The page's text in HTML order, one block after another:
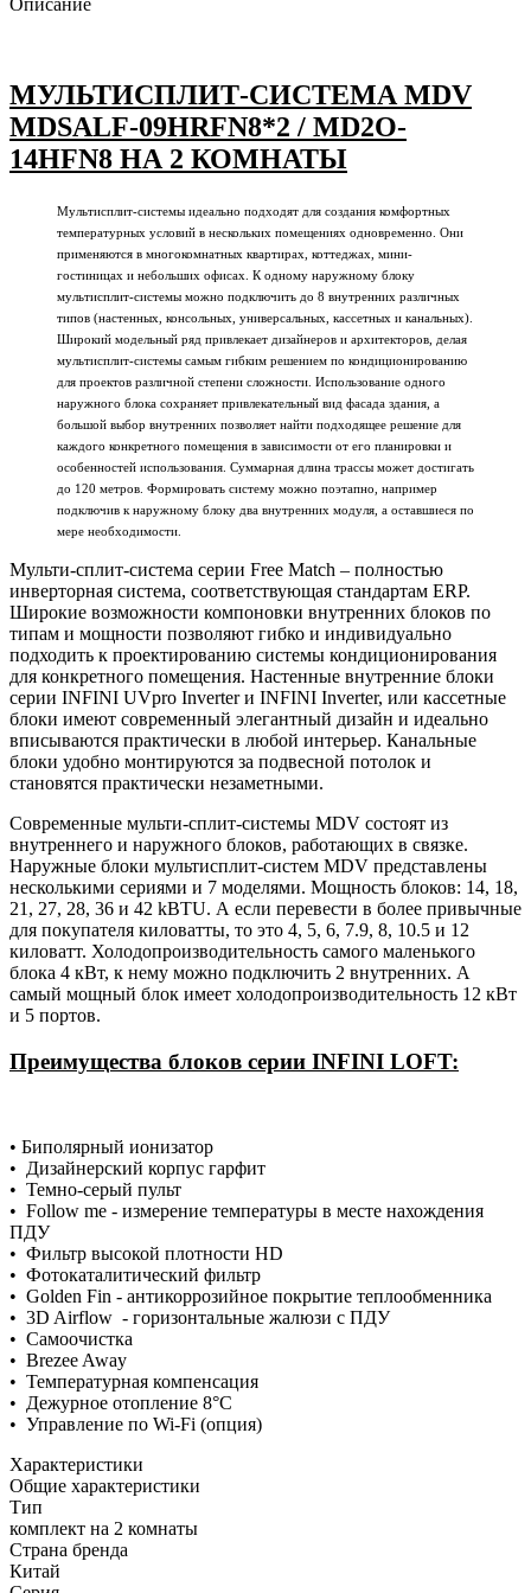
Описание
МУЛЬТИСПЛИТ-СИСТЕМА MDV
MDSALF-09HRFN8*2 / MD2O-
14HFN8 НА 2 КОМНАТЫ
Мультисплит-системы идеально подходят для создания комфортных
температурных условий в нескольких помещениях одновременно. Они
применяются в многокомнатных квартирах, коттеджах, мини-
гостиницах и небольших офисах. К одному наружному блоку
мультисплит-системы можно подключить до 8 внутренних различных
типов (настенных, консольных, универсальных, кассетных и канальных).
Широкий модельный ряд привлекает дизайнеров и архитекторов, делая
мультисплит-системы самым гибким решением по кондиционированию
для проектов различной степени сложности. Использование одного
наружного блока сохраняет привлекательный вид фасада здания, а
большой выбор внутренних позволяет найти подходящее решение для
каждого конкретного помещения в зависимости от его планировки и
особенностей использования. Суммарная длина трассы может достигать
до 120 метров. Формировать систему можно поэтапно, например
подключив к наружному блоку два внутренних модуля, а оставшиеся по
мере необходимости.
Мульти-сплит-система серии Free Match – полностью
инверторная система, соответствующая стандартам ERP.
Широкие возможности компоновки внутренних блоков по
типам и мощности позволяют гибко и индивидуально
подходить к проектированию системы кондиционирования
для конкретного помещения. Настенные внутренние блоки
серии INFINI UVpro Inverter и INFINI Inverter, или кассетные
блоки имеют современный элегантный дизайн и идеально
вписываются практически в любой интерьер. Канальные
блоки удобно монтируются за подвесной потолок и
становятся практически незаметными.
Современные мульти-сплит-системы MDV состоят из
внутреннего и наружного блоков, работающих в связке.
Наружные блоки мультисплит-систем MDV представлены
несколькими сериями и 7 моделями. Мощность блоков: 14, 18,
21, 27, 28, 36 и 42 kBTU. А если перевести в более привычные
для покупателя киловатты, то это 4, 5, 6, 7.9, 8, 10.5 и 12
киловатт. Холодопроизводительность самого маленького
блока 4 кВт, к нему можно подключить 2 внутренних. А
самый мощный блок имеет холодопроизводительность 12 кВт
и 5 портов.
Преимущества блоков серии INFINI LOFT:
• Биполярный ионизатор
• Дизайнерский корпус гарфит
• Темно-серый пульт
• Follow me - измерение температуры в месте нахождения
ПДУ
• Фильтр высокой плотности HD
• Фотокаталитический фильтр
• Golden Fin - антикоррозийное покрытие теплообменника
• 3D Airflow - горизонтальные жалюзи с ПДУ
• Самоочистка
• Brezee Away
• Температурная компенсация
• Дежурное отопление 8°С
• Управление по Wi-Fi (опция)
Характеристики
Общие характеристики
Тип
комплект на 2 комнаты
Страна бренда
Китай